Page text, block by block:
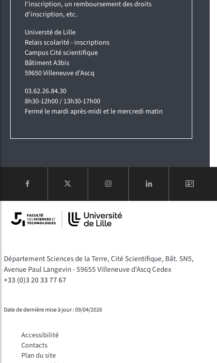
l'inscription, un remboursement des droits
d'inscription, etc.
Universté de Lille
Relais scolarité - inscriptions
Campus Cité scientifique
Bâtiment A3bis
59650 Villeneuve d'Ascq
03.62.26.84.30
8h30-12h00 / 13h30-17h00
Fermé le mardi après-midi et le mercredi matin
COMPTE
Département Sciences de la Terre, Cité Scientifique, Bât. SN5,
Avenue Paul Langevin - 59655 Villeneuve d'Ascq Cedex
+33 (0)3 20 33 77 67
Date de dernière mise à jour : 09/04/2026
Accessibilité
Contacts
Plan du site